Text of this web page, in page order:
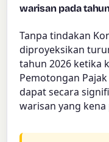
warisan pada
Tanpa tindakan
diproyeksikan
tahun 2026 ketika
Pemotongan
dapat secara
warisan yang kena